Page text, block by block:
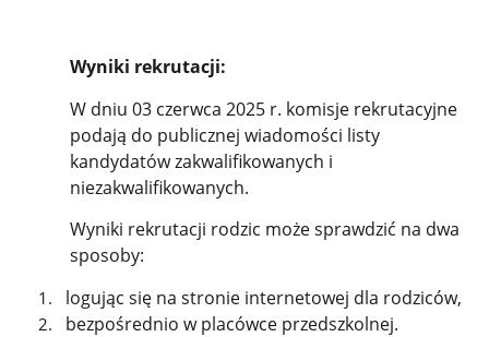
Wyniki rekrutacji:
W dniu 03 czerwca 2025 r. komisje rekrutacyjne
podają do publicznej wiadomości listy
kandydatów zakwalifikowanych i
niezakwalifikowanych.
Wyniki rekrutacji rodzic może sprawdzić na dwa
sposoby:
logując się na stronie internetowej dla rodziców,
bezpośrednio w placówce przedszkolnej.